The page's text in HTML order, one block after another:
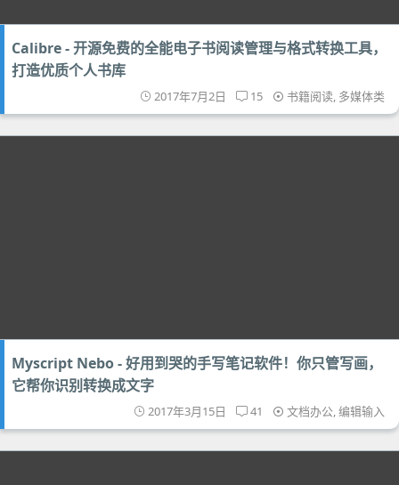
Calibre - 开源免费的全能电子书阅读管理与格式转换工具，
打造优质个人书库
2017年7月2日 15 书籍阅读, 多媒体类
Myscript Nebo - 好用到哭的手写笔记软件！你只管写画，
它帮你识别转换成文字
2017年3月15日 41 文档办公,编辑输入